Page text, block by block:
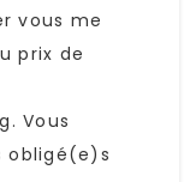
vous me
prix de
Vous
obligé(e)s